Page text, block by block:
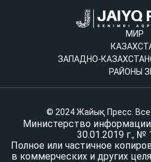
МИР
ЗАПАДНО-
РАЙОНЫ
© 2024 Жайық Пресс.
Министерство
30.01.2019 г., №
Полное или частичное
в коммерческих и других